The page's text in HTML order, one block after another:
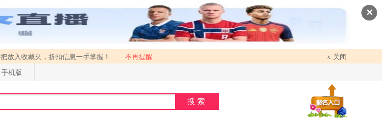
✕
把放入收藏夹，折扣信息一手掌握！ 不再提醒 x 关闭
手机版
搜索